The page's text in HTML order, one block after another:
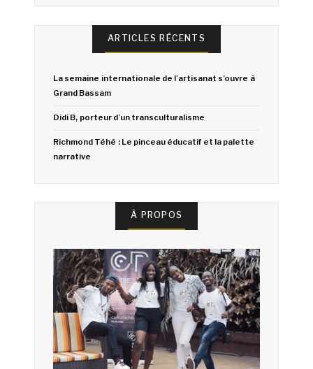
ARTICLES RÉCENTS
La semaine internationale de l’artisanat s’ouvre à
Grand Bassam
Didi B, porteur d’un transculturalisme
Richmond Téhé : Le pinceau éducatif et la palette
narrative
À PROPOS